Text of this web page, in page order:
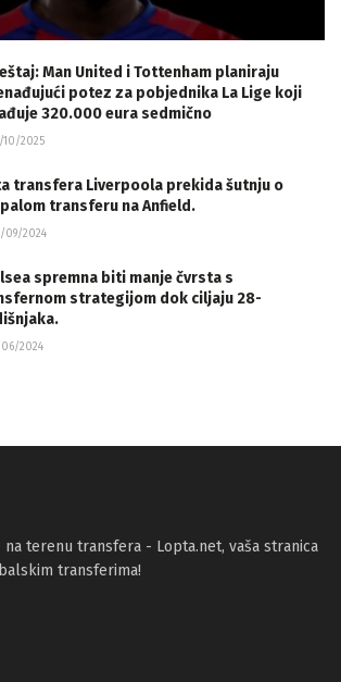
Man United i Tottenham planiraju
potez za pobjednika La Lige koji
320.000 eura sedmično
10/2025
transfera Liverpoola prekida šutnju o
transferu na Anfield.
09/2024
spremna biti manje čvrsta s
strategijom dok ciljaju 28-
06/2024
terenu transfera - Lopta.net, vaša stranica
transferima!